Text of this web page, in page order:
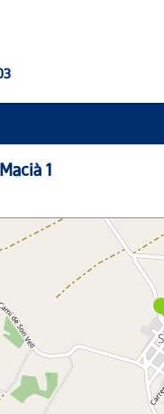
1